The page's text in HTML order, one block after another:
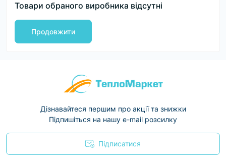
Товари обраного виробника відсутні
Продовжити
Дізнавайтеся першим про акції та знижки
Підпишіться на нашу e-mail розсилку
Підписатися